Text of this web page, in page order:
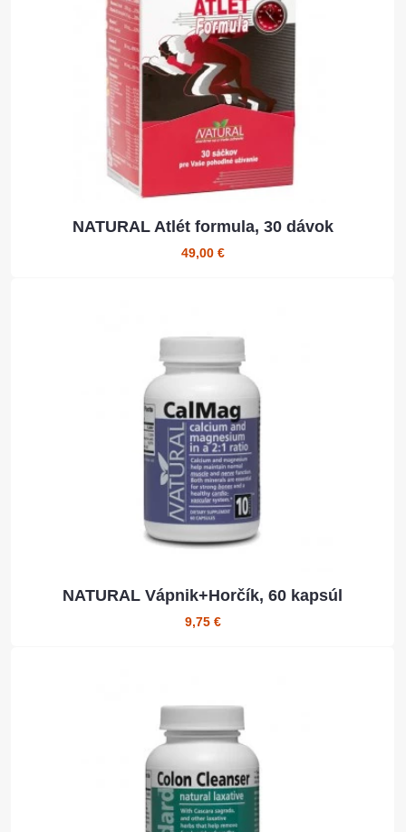
NATURAL Atlét formula, 30 dávok
49,00 €
NATURAL Vápnik+Horčík, 60 kapsúl
9,75 €